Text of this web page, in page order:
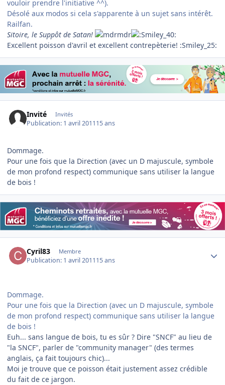
vouloir prendre l'initiative ^^).
Désolé aux modos si cela s'apparente à un sujet sans intérêt.
Railfan.
Sitoire, le Suppôt de Satan!
Excellent poisson d'avril et excellent contrepèterie! :Smiley_25:
Invité Invités
Publication: 1 avril 201115 ans
Dommage.
Pour une fois que la Direction (avec un D majuscule, symbole
de mon profond respect) communique sans utiliser la langue
de bois !
Cyril83 Membre
Publication: 1 avril 201115 ans
Dommage.
Pour une fois que la Direction (avec un D majuscule, symbole
de mon profond respect) communique sans utiliser la langue
de bois !
Euh... sans langue de bois, tu es sûr ? Dire "SNCF" au lieu de
"la SNCF", parler de "community manager" (des termes
anglais, ça fait toujours chic)...
Moi je trouve que ce poisson était justement assez crédible
du fait de ce jargon.